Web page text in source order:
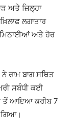
ਅਤੇ ਜ਼ਿਲ੍ਹਾ
ਲਗਾਤਾਰ
ਮਿਠਾਈਆਂ ਅਤੇ ਹੋਰ
ਰਾਮ ਬਾਗ ਸਥਿਤ
ਸਬੰਧੀ ਕਈ
ਤੋਂ ਆਇਆ ਕਰੀਬ 7
ਗਿਆ।